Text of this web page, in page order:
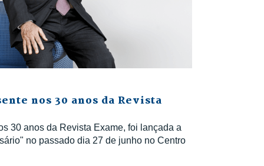
nos 30 anos da Revista
30 anos da Revista Exame, foi lançada a
no passado dia 27 de junho no Centro